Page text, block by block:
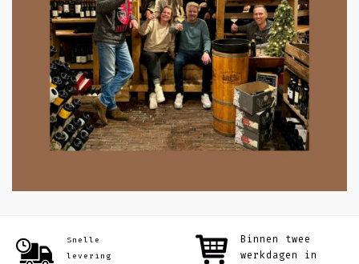
Snelle
levering
Binnen twee
werkdagen in